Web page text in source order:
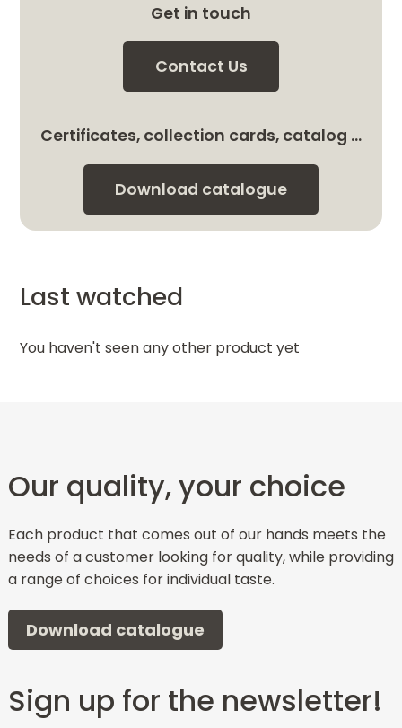
Get in touch
Contact Us
Certificates, collection cards, catalog …
Download catalogue
Last watched
You haven't seen any other product yet
Our quality, your choice
Each product that comes out of our hands meets the
needs of a customer looking for quality, while providing
a range of choices for individual taste.
Download catalogue
Sign up for the newsletter!